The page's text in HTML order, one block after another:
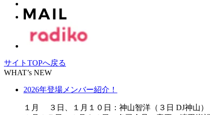
サイトTOPへ戻る
WHAT’s NEW
2026年登場メンバー紹介！
１月 ３日、１月１０日：神山智洋（３日 DJ神山）